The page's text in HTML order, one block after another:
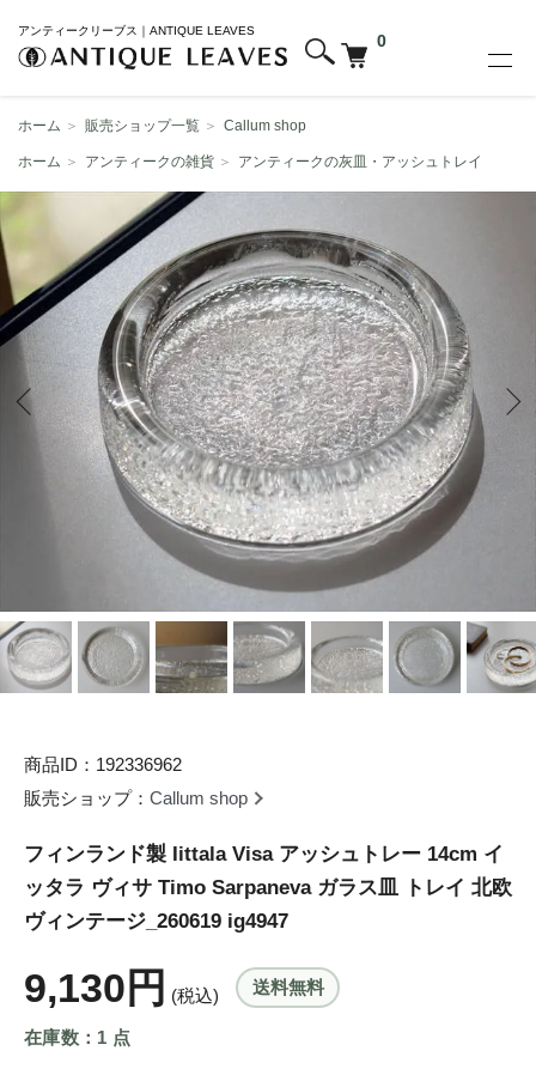
アンティークリーブス｜ANTIQUE LEAVES
0
ホーム ＞ 販売ショップ一覧 ＞ Callum shop
ホーム ＞ アンティークの雑貨 ＞ アンティークの灰皿・アッシュトレイ
商品ID：192336962
販売ショップ： Callum shop
フィンランド製 Iittala Visa アッシュトレー 14cm イ
ッタラ ヴィサ Timo Sarpaneva ガラス皿 トレイ 北欧
ヴィンテージ_260619 ig4947
9,130円 (税込) 送料無料
在庫数：1 点